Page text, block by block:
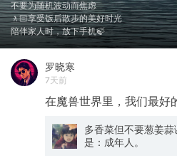
不要为随机波动而焦虑
🚶🏻享受饭后散步的美好时光
陪伴家人时，放下手机🍃
罗晓寒
7天前
在魔兽世界里，我们最好
多香菜但不要葱姜
是：成年人。